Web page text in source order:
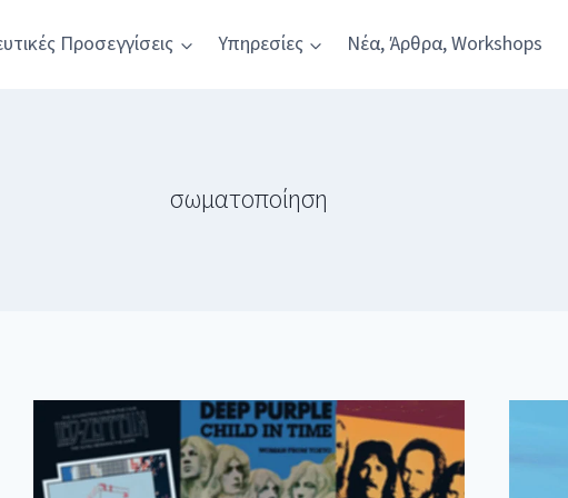
Προσεγγίσεις Υπηρεσίες Νέα, Άρθρα, Workshops
σωματοποίηση